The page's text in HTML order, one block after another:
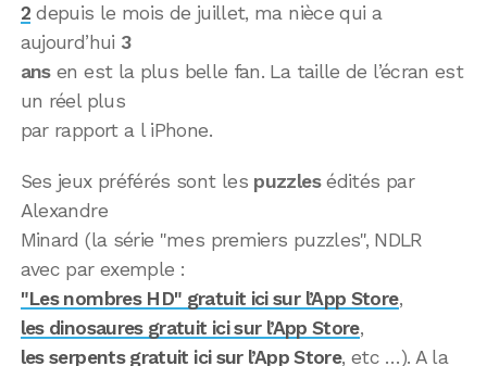
2 depuis le mois de juillet, ma nièce qui a
aujourd’hui 3
ansen est la plus belle fan. La taille de l’écran est
un réel plus
par rapport a l iPhone.
Ses jeux préférés sont les puzzlesédités par
Alexandre
Minard (la série "mes premiers puzzles", NDLR
avec par exemple :
"Les nombres HD" gratuit ici sur l’App Store,
les dinosaures gratuit ici sur l’App Store,
les serpents gratuit ici sur l’App Store, etc …). A la